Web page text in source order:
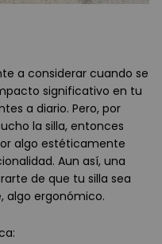
a considerar cuando se
significativo en tu
a diario. Pero, por
la silla, entonces
algo estéticamente
Aun así, una
de que tu silla sea
algo ergonómico.